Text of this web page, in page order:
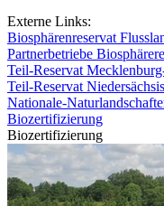
Externe Links:
Biosphärenreservat
Partnerbetriebe
Teil-Reservat
Teil-Reservat
Nationale-
Biozertifizierung
Biozertifizierung